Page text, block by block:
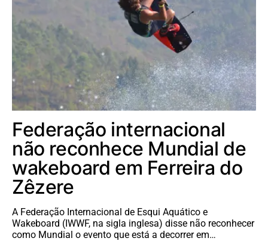
Federação internacional
não reconhece Mundial de
wakeboard em Ferreira do
Zêzere
A Federação Internacional de Esqui Aquático e
Wakeboard (IWWF, na sigla inglesa) disse não reconhecer
como Mundial o evento que está a decorrer em…